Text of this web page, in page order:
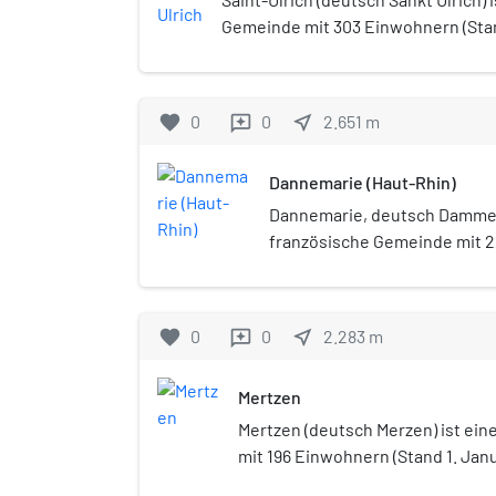
Gemeindewappen.
Gemeinde mit 303 Einwohnern
Elsass). Sie gehört zum
favorite 0 reviews 0 near_me 2.651 m
Dannemarie (Haut-Rhin)
Dannemarie, deutsch
französische Gemeinde mit
Region Grand Est (bis 2015
Gemeindeverbandes Sud
favorite 0 reviews 0 near_me 2.283 m
Mertzen
Mertzen (deutsch Merzen) ist
mit 196 Einwohnern (Stand 1.